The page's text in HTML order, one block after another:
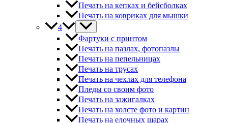
Печать на кепках и бейсболках
Печать на ковриках для мышки
4
Фартуки с принтом
Печать на пазлах, фотопазлы
Печать на пепельницах
Печать на трусах
Печать на чехлах для телефона
Пледы со своим фото
Печать на зажигалках
Печать на холсте фото и картин
Печать на елочных шарах